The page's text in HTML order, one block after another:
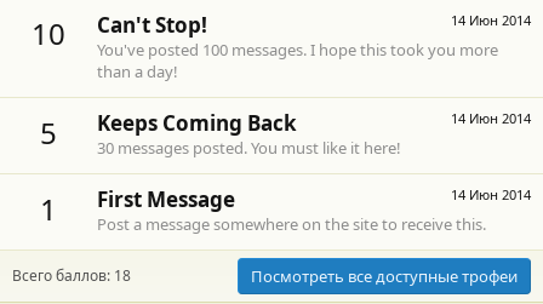
10 14 Июн 2014
Can't Stop!
You've posted 100 messages. I hope this took you more
than a day!
5 14 Июн 2014
Keeps Coming Back
30 messages posted. You must like it here!
1 14 Июн 2014
First Message
Post a message somewhere on the site to receive this.
Всего баллов: 18 Посмотреть все доступные трофеи